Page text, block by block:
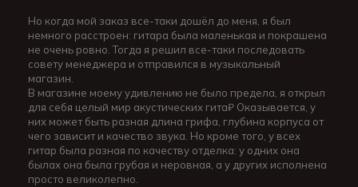
Но когда мой заказ все-таки дошёл до меня, я был
немного расстроен: гитара была маленькая и покрашена
не очень ровно. Тогда я решил все-таки последовать
совету менеджера и отправился в музыкальный
магазин.
В магазине моему удивлению не было предела, я открыл
для себя целый мир акустических гита₽ Оказывается, у
них может быть разная длина грифа, глубина корпуса от
чего зависит и качество звука. Но кроме того, у всех
гитар была разная по качеству отделка: у одних она
былах она была грубая и неровная, а у других исполнена
просто великолепно.